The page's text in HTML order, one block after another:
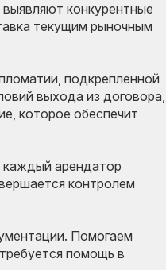
конкурентные
текущим рыночным
подкрепленной
выхода из договора,
которое обеспечит
каждый арендатор
контролем
Помогаем
помощь в